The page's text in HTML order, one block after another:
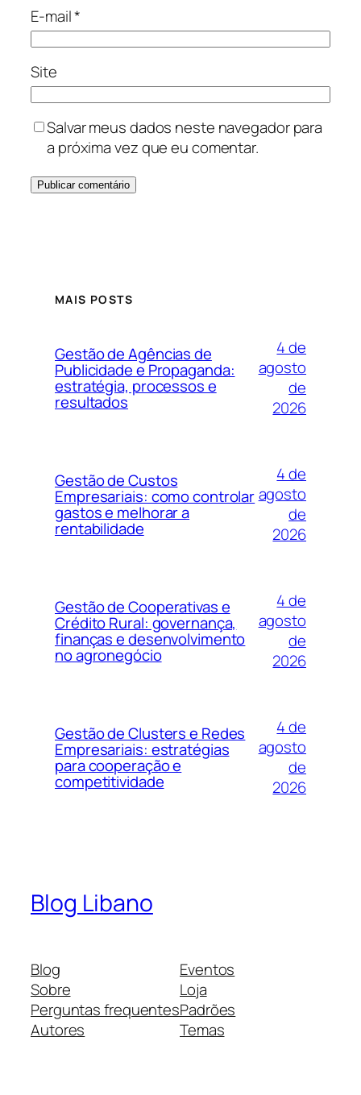
E-mail*
Site
Salvar meus dados neste navegador para
a próxima vez que eu comentar.
MAIS POSTS
Gestão de Agências de
Publicidade e Propaganda:
estratégia, processos e
resultados
4 de
agosto
de
2026
Gestão de Custos
Empresariais: como controlar
gastos e melhorar a
rentabilidade
4 de
agosto
de
2026
Gestão de Cooperativas e
Crédito Rural: governança,
finanças e desenvolvimento
no agronegócio
4 de
agosto
de
2026
Gestão de Clusters e Redes
Empresariais: estratégias
para cooperação e
competitividade
4 de
agosto
de
2026
Blog Libano
Blog
Sobre
Perguntas frequentes
Autores
Eventos
Loja
Padrões
Temas